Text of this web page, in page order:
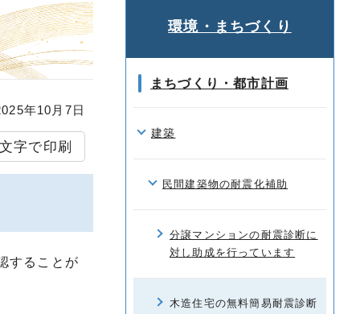
年10月7日
字で印刷
することが
環境・まちづくり
まちづくり・都市計画
建築
民間建築物の耐震化補助
分譲マンションの耐震診断に
対し助成を行っています
木造住宅の無料簡易耐震診断